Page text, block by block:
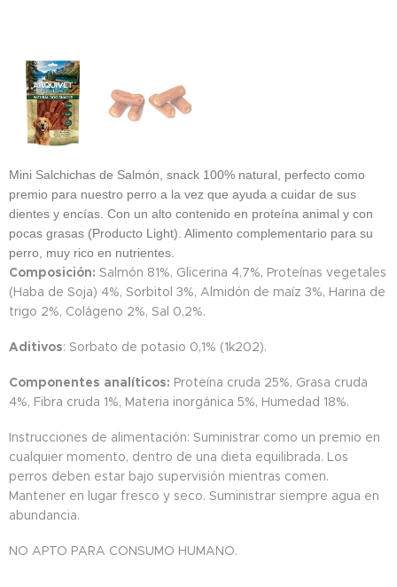
Mini Salchichas de Salmón, snack 100% natural, perfecto como
premio para nuestro perro a la vez que ayuda a cuidar de sus
dientes y encías. Con un alto contenido en proteína animal y con
pocas grasas (Producto Light). Alimento complementario para su
perro, muy rico en nutrientes.
Composición: Salmón 81%, Glicerina 4,7%, Proteínas vegetales
(Haba de Soja) 4%, Sorbitol 3%, Almidón de maíz 3%, Harina de
trigo 2%, Colágeno 2%, Sal 0,2%.
Aditivos: Sorbato de potasio 0,1% (1k202).
Componentes analíticos: Proteína cruda 25%, Grasa cruda
4%, Fibra cruda 1%, Materia inorgánica 5%, Humedad 18%.
Instrucciones de alimentación: Suministrar como un premio en
cualquier momento, dentro de una dieta equilibrada. Los
perros deben estar bajo supervisión mientras comen.
Mantener en lugar fresco y seco. Suministrar siempre agua en
abundancia.
NO APTO PARA CONSUMO HUMANO.